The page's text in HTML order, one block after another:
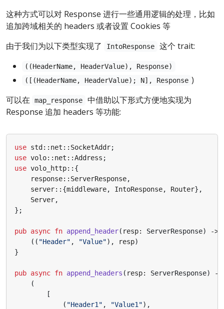
这种方式可以对 Response 进行一些通用逻辑的处理，比如
追加跨域相关的 headers 或者设置 Cookies 等
由于我们为以下类型实现了
IntoResponse 这个 trait:
((HeaderName, HeaderValue), Response)
([(HeaderName, HeaderValue); N], Response )
可以在
map_response
中借助以下形式方便地实现为
Response 追加 headers 等功能:
use std :: net :: SocketAddr;
use volo:: net ::Address ;
use volo_http:: {
response:: ServerResponse,
server:: {middleware, IntoResponse, Router},
Server,
};
pub async fn append_header( resp: ServerResponse) ->
(( "Header" , "Value"), resp)
}
pub async fn append_headers ( resp: ServerResponse)
-
(
[
( "Header1" , "Value1"),